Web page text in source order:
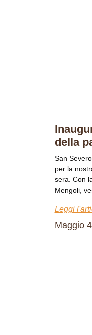
della
San
per la
sera. Con
Mengoli,
Leggi
Maggio